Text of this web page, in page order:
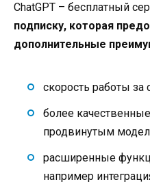
ChatGPT – бесплатный
подписку, которая
дополнительные
скорость работы за
более
продвинутым
расширенные
например